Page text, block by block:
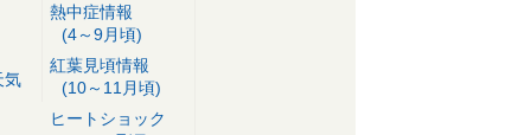
気
熱中症情報
(4～9月頃)
紅葉見頃情報
(10～11月頃)
ヒートショック